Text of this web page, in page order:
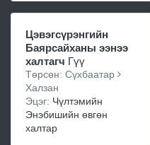
Цэвэгсүрэнгийн
Баярсайханы ээнээ
халтагч Гүү
Төрсөн: Сүхбаатар
Халзан
Эцэг: Чүлтэмийн
Энэбишийн өвгөн
халтар